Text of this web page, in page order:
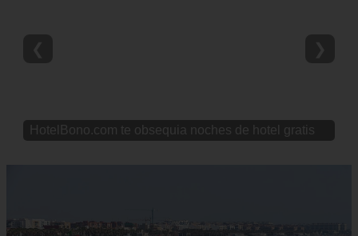
HotelBono.com te obsequia noches de hotel gratis